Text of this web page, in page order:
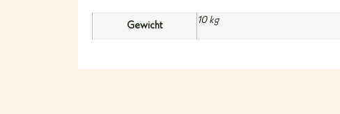
Gewicht
10 kg